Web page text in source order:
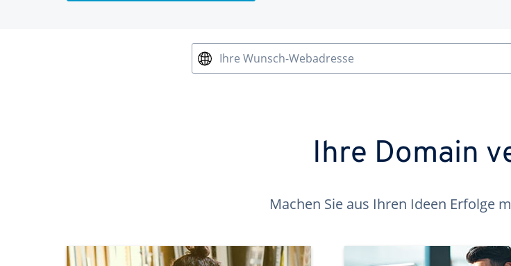
Ihre Wunsch-Webadresse
Ihre Domain
Machen Sie aus Ihren Ideen Erfolge